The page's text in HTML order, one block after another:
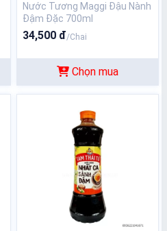
Nước Tương Maggi Đậu Nành
Đậm Đặc 700ml
34,500 đ/Chai
Chọn mua